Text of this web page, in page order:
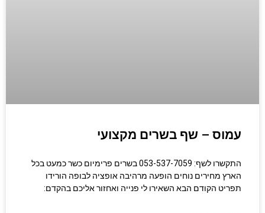
עמוס – שף בשרים מקצועי
התקשרו לשף: 053-537-7059 בשרים פרימיום כשר כמעט בכל
הארץ מחירים נוחים הופעה מרהיבה אופציה לבופה הורידו
תפריט הקודם הבא השאירו לי פנייה ואחזור אליכם בהקדם: